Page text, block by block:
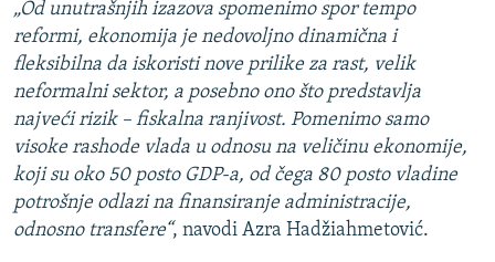
„Od unutrašnjih izazova spomenimo spor tempo
reformi, ekonomija je nedovoljno dinamična i
fleksibilna da iskoristi nove prilike za rast, velik
neformalni sektor, a posebno ono što predstavlja
najveći rizik – fiskalna ranjivost. Pomenimo samo
visoke rashode vlada u odnosu na veličinu ekonomije,
koji su oko 50 posto GDP-a, od čega 80 posto vladine
potrošnje odlazi na finansiranje administracije,
odnosno transfere“, navodi Azra Hadžiahmetović.